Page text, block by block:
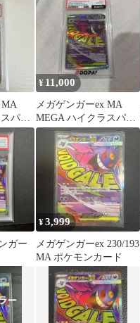
MA
パッ
ex キ
¥ 11,000
メガゲンガーex MA
MEGA ハイクラスパッ
ク MEGAドリームex
ガー
¥3,999
メガゲンガーex 230/193
MA ポケモンカード